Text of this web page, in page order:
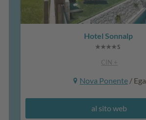
Hotel Sonnalp
CIN +
Nova Ponente/ Ega
al sito web